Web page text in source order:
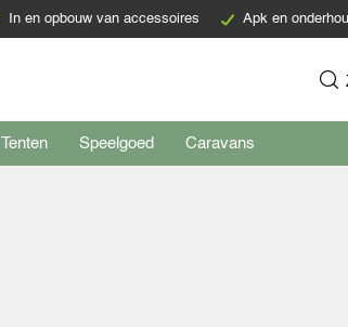
In en opbouw van accessoires Apk en
Tenten Speelgoed Caravans